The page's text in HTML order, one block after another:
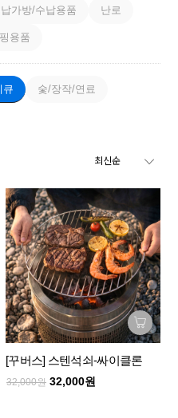
가방/수납용품 난로
용품
큐 숯/장작/연료
[꾸버스] 스텐석쇠-싸이클론
32,000원 32,000원